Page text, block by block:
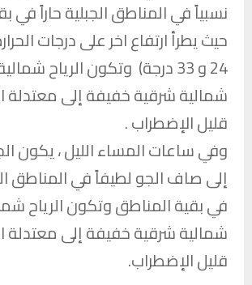
نسبياً في المناطق الجبلية حاراً في
حيث يطرأ ارتفاع اخر على درجات
24 و 33 درجة) وتكون الرياح
شمالية شرقية خفيفة إلى معتدلة
قليل الإضطراب .
وفي ساعات المساء الليل ، يكون
إلى صاف الجو لطيفاً في المناطق
في بقية المناطق وتكون الرياح
شمالية شرقية خفيفة إلى معتدلة
قليل الإضطراب.